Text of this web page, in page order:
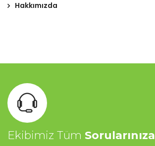
Hakkımızda
Ekibimiz Tüm Sorularınıza